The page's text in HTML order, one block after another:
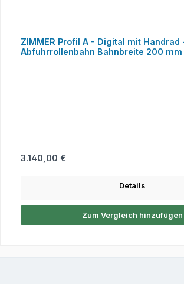
ZIMMER Profil A - Digital mit Handrad
Abfuhrrollenbahn Bahnbreite 200 mm
Regulärer Preis:
3.140,00 €
Details
Zum Vergleich hinzufügen